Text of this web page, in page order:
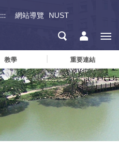
::: 網站導覽 NUST
教學 重要連結